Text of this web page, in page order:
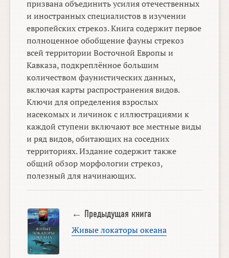
призвана объединить усилия отечественных
и иностранных специалистов в изучении
европейских стрекоз. Книга содержит первое
полноценное обобщение фауны стрекоз
всей территории Восточной Европы и
Кавказа, подкреплённое большим
количеством фаунистических данных,
включая карты распространения видов.
Ключи для определения взрослых
насекомых и личинок с иллюстрациями к
каждой ступени включают все местные виды
и ряд видов, обитающих на соседних
территориях. Издание содержит также
общий обзор морфологии стрекоз,
полезный для начинающих.
← Предыдущая книга
Живые локаторы океана